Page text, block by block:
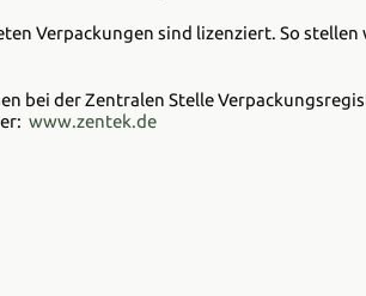
Verpackungen sind lizenziert. So
bei der Zentralen Stelle
www.zentek.de